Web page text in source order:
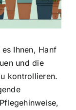
Ihnen, Hanf
und die
kontrollieren.